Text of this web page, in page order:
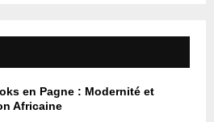
en Pagne : Modernité et
Africaine